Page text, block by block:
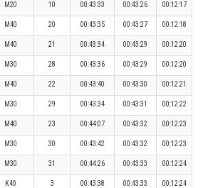
M20 10 00:43:33 00:43:26 00:12:17
M40 20 00:43:35 00:43:27 00:12:18
M40 21 00:43:34 00:43:29 00:12:20
M30 28 00:43:36 00:43:29 00:12:20
M40 22 00:43:40 00:43:30 00:12:21
M30 29 00:43:34 00:43:31 00:12:22
M40 23 00:44:07 00:43:32 00:12:23
M30 30 00:43:42 00:43:32 00:12:23
M30 31 00:44:26 00:43:33 00:12:24
K40 3 00:43:38 00:43:33 00:12:24